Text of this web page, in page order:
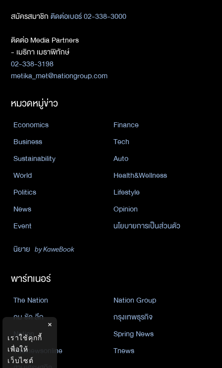
สมัครสมาชิกติดต่อเบอร์ 02-338-3000
ติดต่อ Media Partners
- เมธิกา เมธาพิทักษ์
02-338-3198
metika_met@nationgroup.com
หมวดหมู่ข่าว
Economics
Finance
Business
Tech
Sustainability
Auto
World
Health&Wellness
Politics
Lifestyle
News
Opinion
Event
นโยบายการเป็นส่วนตัว
นิยาย by KaweBook
พาร์ทเนอร์
The Nation
Nation Group
คม ชัด ลึก
กรุงเทพธุรกิจ
Nation
Spring News
Thainewsonline
Tnews
×
เราใช้คุกกี้
เพื่อให้
เว็บไซต์